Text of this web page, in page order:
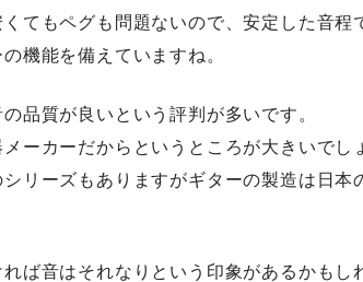
てもペグも問題ないので、安定した音程
機能を備えていますね。
品質が良いという評判が多いです。
ーカーだからというところが大きいでし
リーズもありますがギターの製造は日本
ば音はそれなりという印象があるかもし